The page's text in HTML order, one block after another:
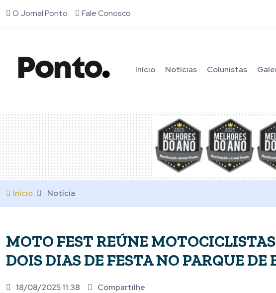
O Jornal Ponto Fale Conosco
Início Notícias Colunistas
Início Notícia
MOTO FEST REÚNE
DOIS DIAS DE FESTA NO PARQUE DE
18/08/2025 11:38 Compartilhe